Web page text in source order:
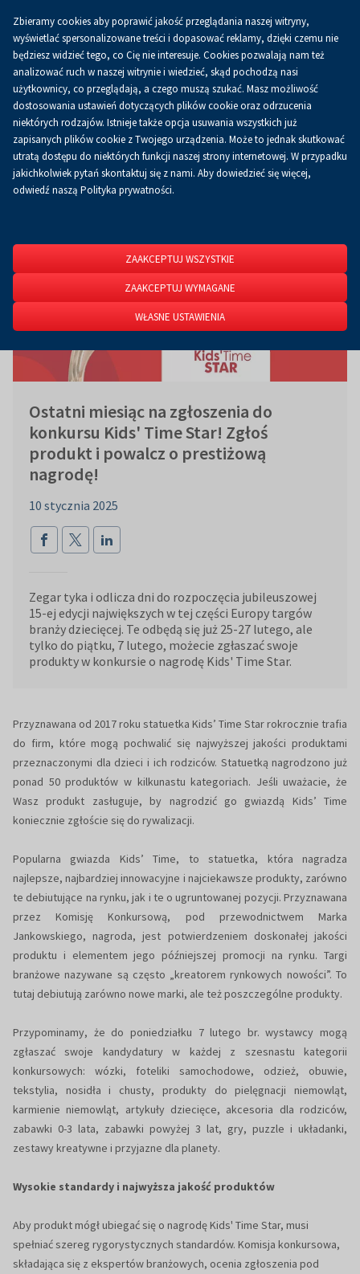
0.00 złKoszykPL
Strona główna O firmie Aktualności
Aktualności
Ostatni miesiąc na zgłoszenia do
konkursu Kids' Time Star! Zgłoś
produkt i powalcz o prestiżową
nagrodę!
10 stycznia 2025
Zegar tyka i odlicza dni do rozpoczęcia jubileuszowej
15-ej edycji największych w tej części Europy targów
branży dziecięcej. Te odbędą się już 25-27 lutego, ale
tylko do piątku, 7 lutego, możecie zgłaszać swoje
produkty w konkursie o nagrodę Kids' Time Star.
Przyznawana od 2017 roku statuetka Kids’ Time Star rokrocznie trafia
do firm, które mogą pochwalić się najwyższej jakości produktami
przeznaczonymi dla dzieci i ich rodziców. Statuetką nagrodzono już
ponad 50 produktów w kilkunastu kategoriach. Jeśli uważacie, że
Wasz produkt zasługuje, by nagrodzić go gwiazdą Kids’ Time
koniecznie zgłoście się do rywalizacji.
Popularna gwiazda Kids’ Time, to statuetka, która nagradza
najlepsze, najbardziej innowacyjne i najciekawsze produkty, zarówno
te debiutujące na rynku, jak i te o ugruntowanej pozycji. Przyznawana
przez Komisję Konkursową, pod przewodnictwem Marka
Jankowskiego, nagroda, jest potwierdzeniem doskonałej jakości
produktu i elementem jego późniejszej promocji na rynku. Targi
branżowe nazywane są często „kreatorem rynkowych nowości”. To
tutaj debiutują zarówno nowe marki, ale też poszczególne produkty.
Przypominamy, że do poniedziałku 7 lutego br. wystawcy mogą
zgłaszać swoje kandydatury w każdej z szesnastu kategorii
konkursowych: wózki, foteliki samochodowe, odzież, obuwie,
tekstylia, nosidła i chusty, produkty do pielęgnacji niemowląt,
karmienie niemowląt, artykuły dziecięce, akcesoria dla rodziców,
zabawki 0-3 lata, zabawki powyżej 3 lat, gry, puzzle i układanki,
zestawy kreatywne i przyjazne dla planety.
Wysokie standardy i najwyższa jakość produktów
Aby produkt mógł ubiegać się o nagrodę Kids' Time Star, musi
spełniać szereg rygorystycznych standardów. Komisja konkursowa,
składająca się z ekspertów branżowych, ocenia zgłoszenia pod
Zbieramy cookies aby poprawić jakość przeglądania naszej witryny,
wyświetlać spersonalizowane treści i dopasować reklamy, dzięki czemu nie
będziesz widzieć tego, co Cię nie interesuje. Cookies pozwalają nam też
analizować ruch w naszej witrynie i wiedzieć, skąd pochodzą nasi
użytkownicy, co przeglądają, a czego muszą szukać. Masz możliwość
dostosowania ustawień dotyczących plików cookie oraz odrzucenia
niektórych rodzajów. Istnieje także opcja usuwania wszystkich już
zapisanych plików cookie z Twojego urządzenia. Może to jednak skutkować
utratą dostępu do niektórych funkcji naszej strony internetowej. W przypadku
jakichkolwiek pytań skontaktuj się z nami. Aby dowiedzieć się więcej,
odwiedź naszą Polityka prywatności.
ZAAKCEPTUJ WSZYSTKIE
ZAAKCEPTUJ WYMAGANE
WŁASNE USTAWIENIA